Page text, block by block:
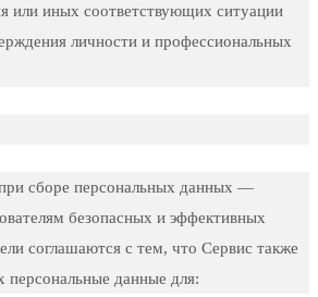
или иных соответствующих ситуации
личности и профессиональных
сборе персональных данных —
безопасных и эффективных
соглашаются с тем, что Сервис также
персональные данные для: